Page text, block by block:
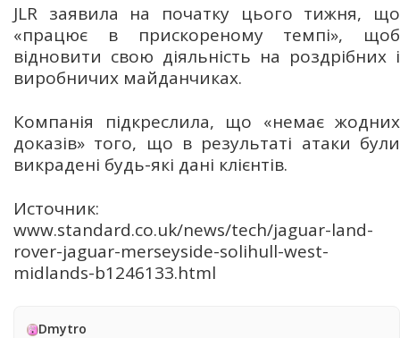
JLR заявила на початку цього тижня, що
«працює в прискореному темпі», щоб
відновити свою діяльність на роздрібних і
виробничих майданчиках.
Компанія підкреслила, що «немає жодних
доказів» того, що в результаті атаки були
викрадені будь-які дані клієнтів.
Источник:
www.standard.co.uk/news/tech/jaguar-land-
rover-jaguar-merseyside-solihull-west-
midlands-b1246133.html
Dmytro